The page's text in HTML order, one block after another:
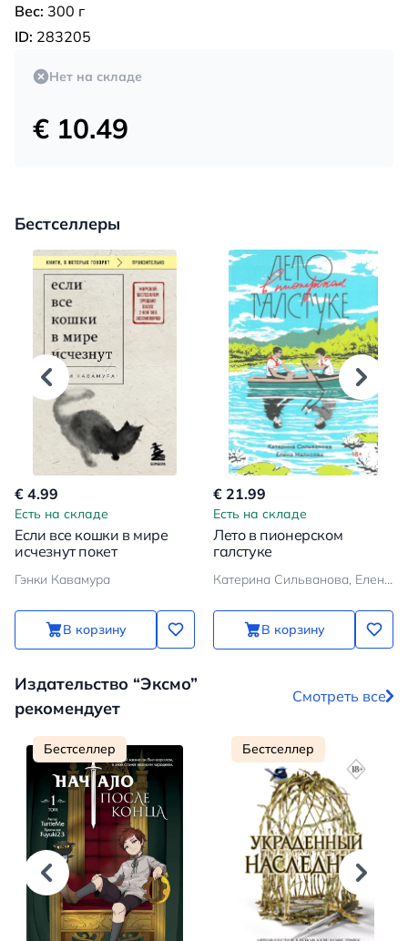
Вес: 300 г
ID: 283205
Нет на складе
€ 10.49
Бестселлеры
€ 4.99
Есть на складе
Если все кошки в мире
исчезнут покет
Гэнки Кавамура
В корзину
€ 21.99
Есть на складе
Лето в пионерском
галстуке
Катерина Сильванова, Елена Малисова
В корзину
Издательство “Эксмо”
рекомендует
Смотреть все
Бестселлер Бестселлер